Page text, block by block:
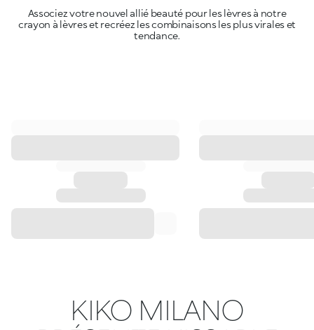
Associez votre nouvel allié beauté pour les lèvres à notre
crayon à lèvres et recréez les combinaisons les plus virales et
tendance.
KIKO MILANO